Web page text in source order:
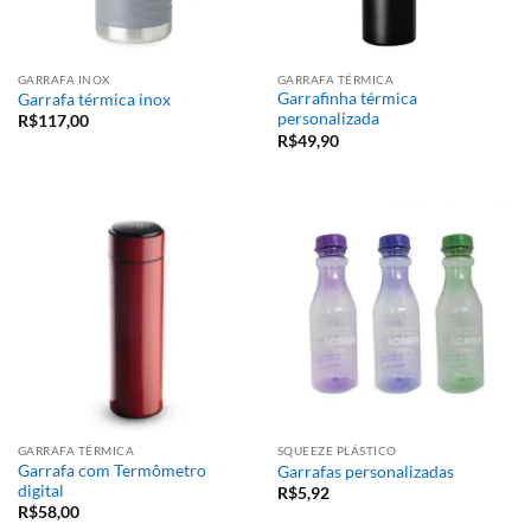
GARRAFA INOX
Garrafa térmica inox
R$117,00
GARRAFA TÉRMICA
Garrafinha térmica
personalizada
R$49,90
GARRAFA TÉRMICA
Garrafa com Termômetro
digital
R$58,00
SQUEEZE PLÁSTICO
Garrafas personalizadas
R$5,92